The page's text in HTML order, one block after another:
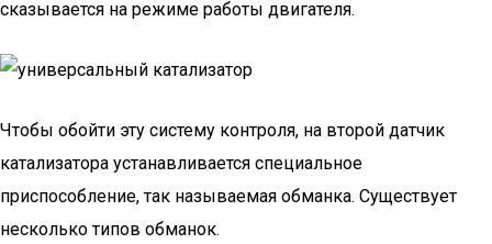
сказывается на режиме работы двигателя.
Чтобы обойти эту систему контроля, на второй датчик
катализатора устанавливается специальное
приспособление, так называемая обманка. Существует
несколько типов обманок.